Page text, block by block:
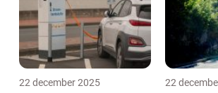
22 december 2025 22